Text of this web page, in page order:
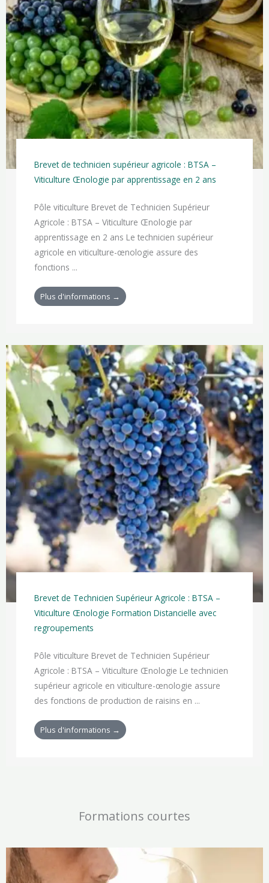
Brevet de technicien supérieur agricole : BTSA –
Viticulture Œnologie par apprentissage en 2 ans
Pôle viticulture Brevet de Technicien Supérieur
Agricole : BTSA – Viticulture Œnologie par
apprentissage en 2 ans Le technicien supérieur
agricole en viticulture-œnologie assure des
fonctions ...
Plus d'informations →
Brevet de Technicien Supérieur Agricole : BTSA –
Viticulture Œnologie Formation Distancielle avec
regroupements
Pôle viticulture Brevet de Technicien Supérieur
Agricole : BTSA – Viticulture Œnologie Le technicien
supérieur agricole en viticulture-œnologie assure
des fonctions de production de raisins en ...
Plus d'informations →
Formations courtes